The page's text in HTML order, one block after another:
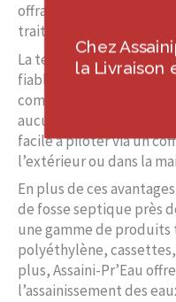
offrant une solution
traitement des eaux
La technologie SBR
fiable dans le temps et
compliqué. De plus, la
aucun appareil
facile à piloter via un
l’extérieur ou dans la
En plus de ces
de fosse septique près
une gamme de
polyéthylène,
plus, Assaini-Pr’Eau
l’assainissement des
Chez
la Livraison